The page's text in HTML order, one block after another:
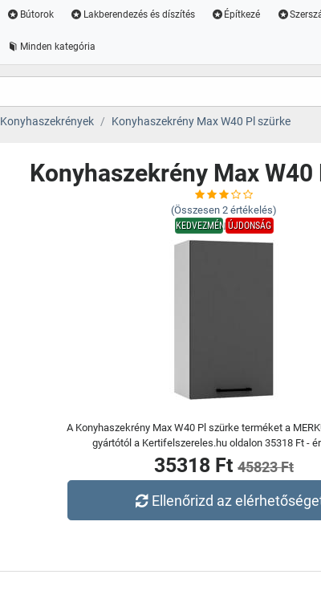
Bútorok Lakberendezés és díszítés Építkezé
Minden kategória
Konyhaszekrények Konyhaszekrény Max W40 Pl szürke
Konyhaszekrény Max
(Összesen 2 értékelés)
KEDVEZMÉNYÚJDONSÁG
A Konyhaszekrény Max W40 Pl szürke terméket a
gyártótól a Kertifelszereles.hu oldalon 35318 Ft -
35318 Ft 45823 Ft
Ellenőrizd az